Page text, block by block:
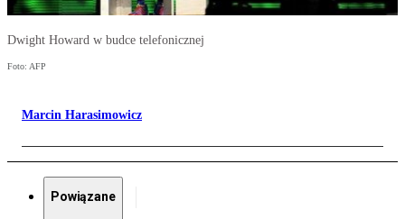
Dwight Howard w budce telefonicznej
Foto: AFP
Marcin Harasimowicz
Powiązane